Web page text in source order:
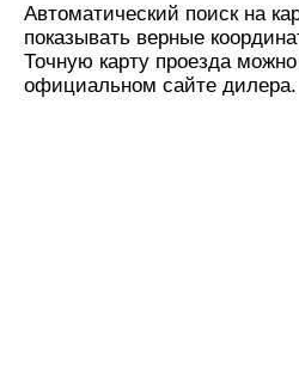
Автоматический поиск на
показывать верные
Точную карту проезда
официальном сайте дилера.